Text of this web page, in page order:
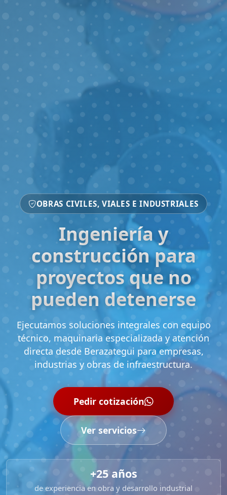
OBRAS CIVILES, VIALES E INDUSTRIALES
Ingeniería y
construcción para
proyectos que no
pueden detenerse
Ejecutamos soluciones integrales con equipo
técnico, maquinaria especializada y atención
directa desde Berazategui para empresas,
industrias y obras de infraestructura.
Pedir cotización
Ver servicios
+25 años
de experiencia en obra y desarrollo industrial